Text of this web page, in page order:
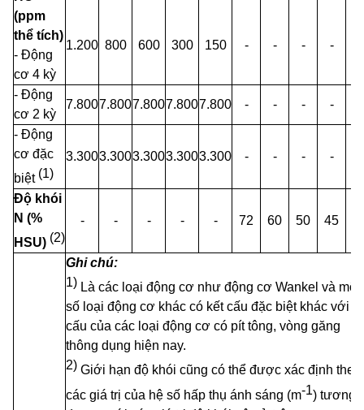
(ppm
thể tích)
- Động
cơ 4 kỳ
1.200 800 600 300 150 - - - -
- Động
cơ 2 kỳ
7.8007.8007.8007.8007.800 - - - -
- Động
cơ đặc
biệt (1)
3.3003.3003.3003.3003.300 - - - -
Độ khói
N (%
HSU) (2)
- - - - - 72 60 50 45
Ghi chú:
1) Là các loại động cơ như động cơ Wankel và một
số loại động cơ khác có kết cấu đặc biệt khác với
cấu của các loại động cơ có pít tông, vòng găng
thông dụng hiện nay.
2) Giới hạn độ khói cũng có thể được xác định theo
các giá trị của hệ số hấp thụ ánh sáng (m-1) tương